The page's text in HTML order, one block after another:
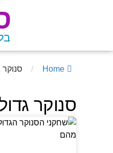
Home
/ סנוקר
סנוקר